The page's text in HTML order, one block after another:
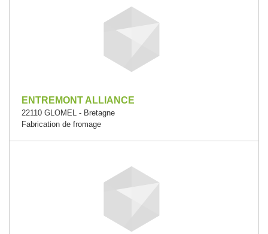
ENTREMONT ALLIANCE
22110 GLOMEL - Bretagne
Fabrication de fromage